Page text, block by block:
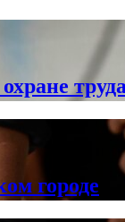
городе